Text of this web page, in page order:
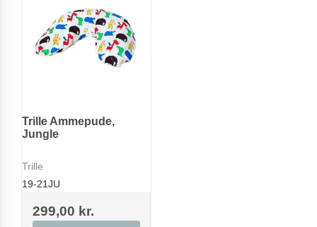
Trille Ammepude,
Jungle
Trille
19-21JU
299,00 kr.